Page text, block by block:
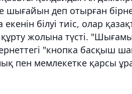
шығайын деп отырған
білуі тиіс, олар
жолына түсті.
"кнопка басқыш
пен мемлекетке қарсы